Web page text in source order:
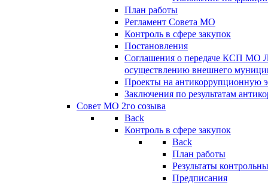
План работы
Регламент Совета МО
Контроль в сфере закупок
Постановления
Соглашения о передаче КСП МО
осуществлению внешнего
Проекты на антикоррупционную
Заключения по результатам
Совет МО 2го созыва
Back
Контроль в сфере закупок
Back
План работы
Результаты
Предписания